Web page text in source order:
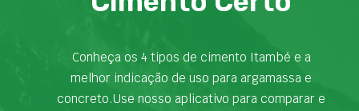
Conheça os 4 tipos de cimento Itambé e a
melhor indicação de uso para argamassa e
concreto.Use nosso aplicativo para comparar e